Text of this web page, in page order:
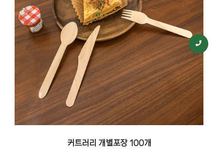
커트러리 개별포장 100개